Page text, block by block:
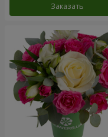
Заказать